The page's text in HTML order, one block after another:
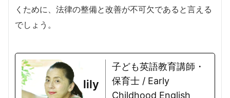
くために、法律の整備と改善が不可欠であると言える
でしょう。
lily
子ども英語教育講師・
保育士 / Early
Childhood English